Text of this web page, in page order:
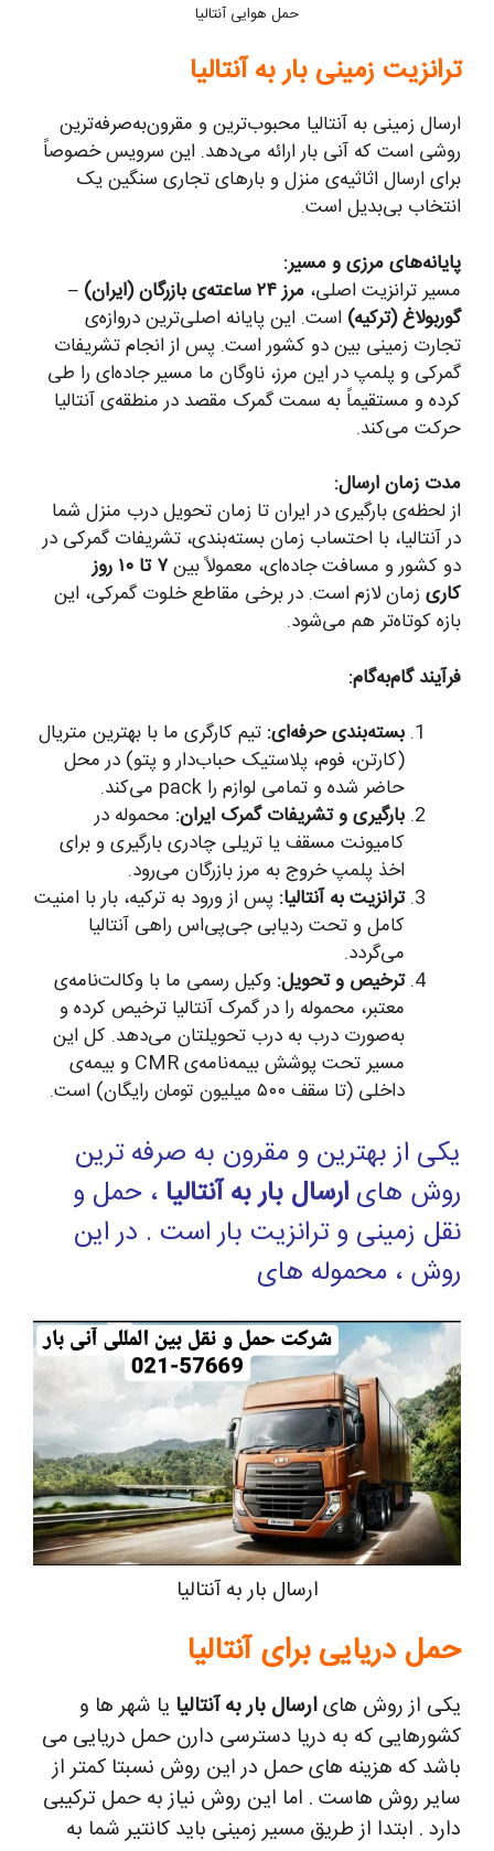
حمل هوایی آنتالیا
ترانزیت زمینی بار به آنتالیا
ارسال زمینی به آنتالیا محبوب‌ترین و مقرون‌به‌صرفه‌ترین
روشی است که آنی بار ارائه می‌دهد. این سرویس خصوصاً
برای ارسال اثاثیه‌ی منزل و بارهای تجاری سنگین یک
انتخاب بی‌بدیل است.
پایانه‌های مرزی و مسیر:
مسیر ترانزیت اصلی،
مرز ۲۴ ساعته‌ی بازرگان (ایران) –
گوربولاغ (ترکیه) است. این پایانه اصلی‌ترین دروازه‌ی
تجارت زمینی بین دو کشور است. پس از انجام تشریفات
گمرکی و پلمپ در این مرز، ناوگان ما مسیر جاده‌ای را طی
کرده و مستقیماً به سمت گمرک مقصد در منطقه‌ی آنتالیا
حرکت می‌کند.
مدت زمان ارسال:
از لحظه‌ی بارگیری در ایران تا زمان تحویل درب منزل شما
در آنتالیا، با احتساب زمان بسته‌بندی، تشریفات گمرکی در
دو کشور و مسافت جاده‌ای، معمولاً بین
۷ تا ۱۰ روز
کاری زمان لازم است. در برخی مقاطع خلوت گمرکی، این
بازه کوتاه‌تر هم می‌شود.
فرآیند گام‌به‌گام:
بسته‌بندی حرفه‌ای: تیم کارگری ما با بهترین متریال
(کارتن، فوم، پلاستیک حباب‌دار و پتو) در محل
حاضر شده و تمامی لوازم را pack می‌کند.
بارگیری و تشریفات گمرک ایران: محموله در
کامیونت مسقف یا تریلی چادری بارگیری و برای
اخذ پلمپ خروج به مرز بازرگان می‌رود.
ترانزیت به آنتالیا: پس از ورود به ترکیه، بار با امنیت
کامل و تحت ردیابی جی‌پی‌اس راهی آنتالیا
می‌گردد.
ترخیص و تحویل: وکیل رسمی ما با وکالت‌نامه‌ی
معتبر، محموله را در گمرک آنتالیا ترخیص کرده و
به‌صورت درب به درب تحویلتان می‌دهد. کل این
مسیر تحت پوشش بیمه‌نامه‌ی CMR و بیمه‌ی
داخلی (تا سقف ۵۰۰ میلیون تومان رایگان) است.
یکی از بهترین و مقرون به صرفه ترین
روش های ارسال بار به آنتالیا ، حمل و
نقل زمینی و ترانزیت بار است . در این
روش ، محموله های
ارسال بار به آنتالیا
حمل دریایی برای آنتالیا
یکی از روش هایارسال بار به آنتالیا یا شهر ها و
کشورهایی که به دریا دسترسی دارن حمل دریایی می
باشد که هزینه های حمل در این روش نسبتا کمتر از
سایر روش هاست . اما این روش نیاز به حمل ترکیبی
دارد . ابتدا از طریق مسیر زمینی باید کانتیر شما به